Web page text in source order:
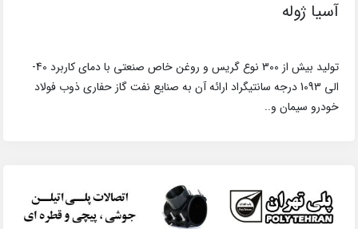
آسیا ژوله
تولید بیش از 300 نوع گریس و روغن خاص صنعتی با دمای کاربرد 40-
الی 1093 درجه سانتیگراد ارائه آن به صنایع نفت گاز حفاری ذوب فولاد
خودرو سیمان و..